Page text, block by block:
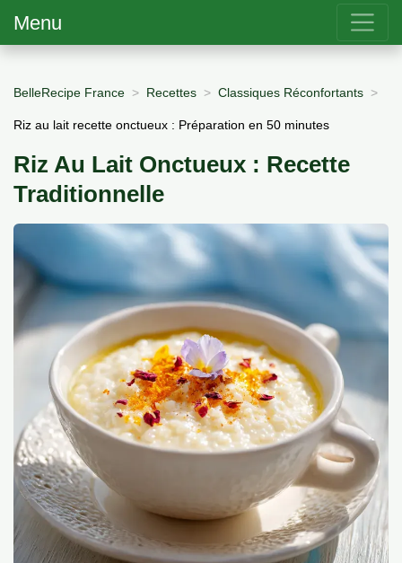
Menu
BelleRecipe France Recettes Classiques Réconfortants
Riz au lait recette onctueux : Préparation en 50 minutes
Riz Au Lait Onctueux : Recette
Traditionnelle